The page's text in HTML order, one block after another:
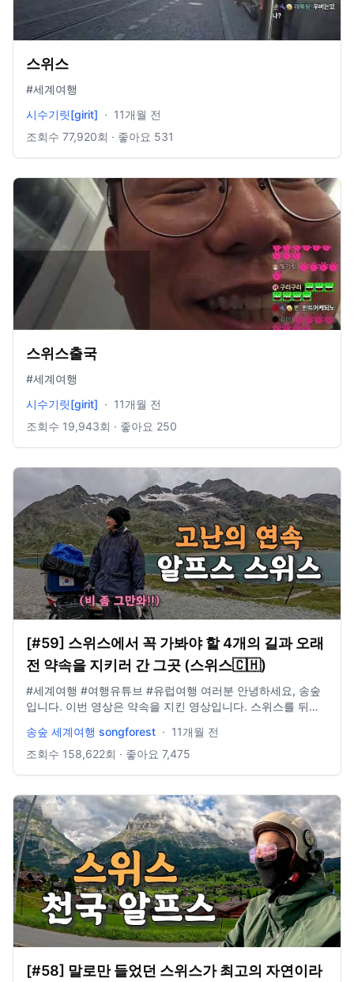
스위스
#세계여행
시수기릿[girit] · 11개월 전
조회수 77,920회 · 좋아요 531
스위스출국
#세계여행
시수기릿[girit] · 11개월 전
조회수 19,943회 · 좋아요 250
[#59] 스위스에서 꼭 가봐야 할 4개의 길과 오래
전 약속을 지키러 간 그곳 (스위스🇨🇭)
#세계여행 #여행유튜브 #유럽여행 여러분 안녕하세요, 송숲
입니다. 이번 영상은 약속을 지킨 영상입니다. 스위스를 뒤로
늘도 영상 봐주셔서 감사드리고, 오늘도 행복한 하루 보내시길
바랍니다. 오늘도 사랑합니다. 비즈니스 이메일:
GoPro12 black, Iphone 13 드론: DJI Mini Pro3
송숲 세계여행 songforest · 11개월 전
조회수 158,622회 · 좋아요 7,475
[#58] 말로만 들었던 스위스가 최고의 자연이라